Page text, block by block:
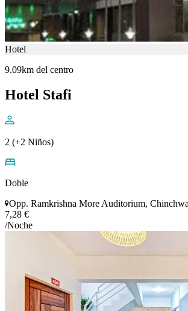
Hotel
9.09km del centro
Hotel Stafi
2 (+2 Niños)
Doble
Opp. Ramkrishna More Auditorium,
7,28 €
/Noche